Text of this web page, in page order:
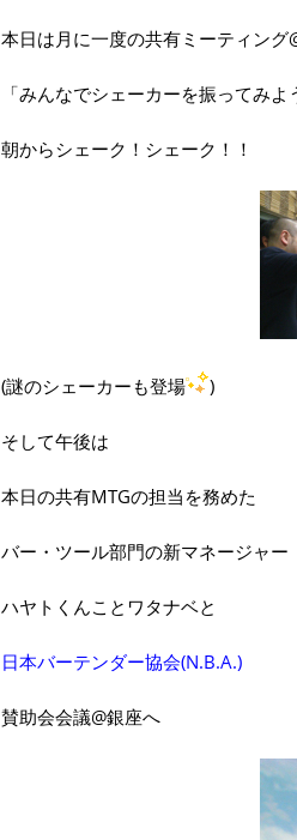
本日は月に一度の共有ミーティング
「みんなでシェーカーを振ってみ
朝からシェーク！シェーク！！
(謎のシェーカーも登場 )
そして午後は
本日の共有MTGの担当を務めた
バー・ツール部門の新マネージャー
ハヤトくんことワタナベと
日本バーテンダー協会(N.B.A.)
賛助会会議@銀座へ